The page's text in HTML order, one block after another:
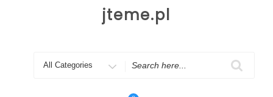
jteme.pl
Search